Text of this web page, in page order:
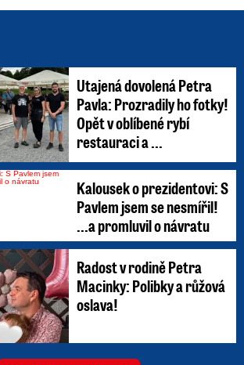
Utajená dovolená Petra
Pavla: Prozradily ho fotky!
Opět v oblíbené rybí
restauraci a ...
Kalousek o prezidentovi: S
Pavlem jsem se nesmířil!
...a promluvil o návratu
Radost v rodině Petra
Macinky: Polibky a růžová
oslava!